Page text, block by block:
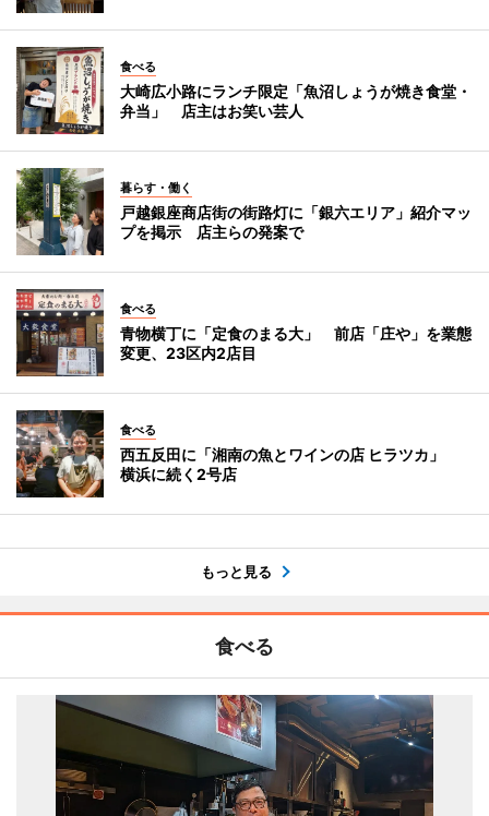
食べる
大崎広小路にランチ限定「魚沼しょうが焼き食堂・
弁当」 店主はお笑い芸人
暮らす・働く
戸越銀座商店街の街路灯に「銀六エリア」紹介マッ
プを掲示 店主らの発案で
食べる
青物横丁に「定食のまる大」 前店「庄や」を業態
変更、23区内2店目
食べる
西五反田に「湘南の魚とワインの店 ヒラツカ」
横浜に続く2号店
もっと見る
食べる